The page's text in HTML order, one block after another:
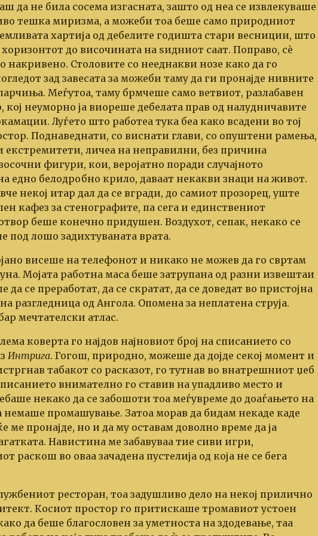
да не била сосема изгасната, зашто од неа се извлекуваше
тешка миризма, а можеби тоа беше само природниот
хартија од дебелите годишта стари весниции, што
хоризонтот до височината на ѕидниот саат. Поправо, сѐ
накривено. Столовите со нееднакви нозе како да го
зад завесата за можеби таму да ги пронајде нивните
Меѓутоа, таму брмчеше само ветвиот, разлабавен
кој неуморно ја виореше дебелата прав од налудничавите
Луѓето што работеа тука беа како всадени во тој
Поднаведнати, со виснати глави, со опуштени рамења,
екстремитети, личеа на неправилни, без причина
фигури, кои, веројатно поради случајното
едно белодробно крило, даваат некакви знаци на живот.
некој итар дал да се вгради, до самиот прозорец, уште
кафез за стенографите, па сега и единствениот
беше конечно придушен. Воздухот, сепак, некако се
под лошо задихтуваната врата.
висеше на телефонот и никако не можев да го свртам
Мојата работна маса беше затрупана од разни извештаи
да се преработат, да се скратат, да се доведат во пристојна
разгледница од Ангола. Опомена за неплатена струја.
мечтателски атлас.
коверта го најдов најновиот број на списанието со
Интрига. Гогош, природно, можеше да дојде секој момент и
табакот со расказот, го тутнав во внатрешниот џеб
внимателно го ставив на упадливо место и
некако да се забошоти тоа меѓувреме до доаѓањето на
немаше промашување. Затоа морав да бидам некаде каде
ме пронајде, но и да му оставам доволно време да ја
Навистина ме забавуваа тие сиви игри,
раскош во оваа зачадена пустелија од која не се бега
ресторан, тоа задушливо дело на некој прилично
Косиот простор го притискаше тромавиот устоен
да беше благословен за уметноста на здодевање, таа